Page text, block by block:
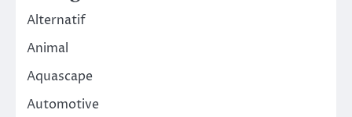
Alternatif
Animal
Aquascape
Automotive